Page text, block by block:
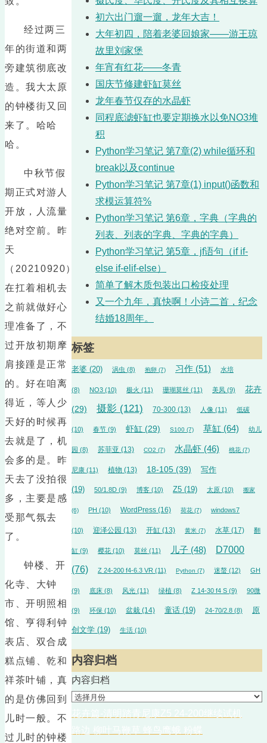
经过两三
年的街道和两
旁建筑彻底改
造。我大太原
的钟楼街又回
来了。哈哈
哈。
中秋节假
期正式对游人
开放，人流量
绝对空前。昨
天
（20210920）
在扛着相机去
之前就做好心
理准备了，不
过开放初期摩
肩接踵是正常
的。好在咱离
得近，等人少
天好的时候再
去就是了，机
会多的是。昨
天去了没拍很
多，主要是感
受那气氛去
了。
钟楼、开
化寺、大钟
市、开明照相
馆、亨得利钟
表店、双合成
糕点铺、乾和
祥茶叶铺，真
的是仿佛回到
儿时一般。不
过儿时的钟楼
初六出门遛一遛，龙年大吉！
大年初四，陪着老婆回娘家——游王琼
故里刘家堡
年宵有红花——冬青
国庆节修建虾缸莫丝
龙年春节仅存的水晶虾
同程底滤虾缸也要定期换水以免NO3堆
积
Python学习笔记 第7章(2) while循环和
break以及continue
Python学习笔记 第7章(1) input()函数和
求模运算符%
Python学习笔记 第6章，字典（字典的
列表、列表的字典、字典的字典）
Python学习笔记 第5章，jf语句（if if-
else if-elif-else）
简单了解木质包装出口检疫处理
又一个九年，真快啊！小诗二首，纪念
结婚18周年。
标签
老婆 (20) 涡虫 (8) 抱卵 (7) 习作 (51) 水培
(8) NO3 (10) 极火 (11) 珊瑚莫丝 (11) 美凤 (9) 花卉
(29) 摄影 (121) 70-300 (13) 人像 (11) 低碳
(10) 春节 (9) 虾缸 (29) S100 (7) 草缸 (64) 幼儿
园 (8) 苏菲亚 (13) CO2 (7) 水晶虾 (46) 桃花 (7)
尼康 (11) 植物 (13) 18-105 (39) 写作
(19) 50/1.8D (9) 博客 (10) Z5 (19) 太原 (10) 搬家
(6) PH (10) WordPress (16) 荷花 (7) windows7
(10) 迎泽公园 (13) 开缸 (13) 黄米 (7) 水草 (17) 翻
缸 (9) 樱花 (10) 莫丝 (11) 儿子 (48)
D7000
(76)
Z 24-200 f4-6.3 VR (11) Python (7) 迷螯 (12) GH
(9) 底床 (8) 风光 (11) 绿植 (8) Z 14-30 f4 S (9) 90微
(9) 环保 (10) 盆栽 (14) 童话 (19) 24-70/2.8 (8) 原
创文学 (19) 生活 (10)
内容归档
内容归档